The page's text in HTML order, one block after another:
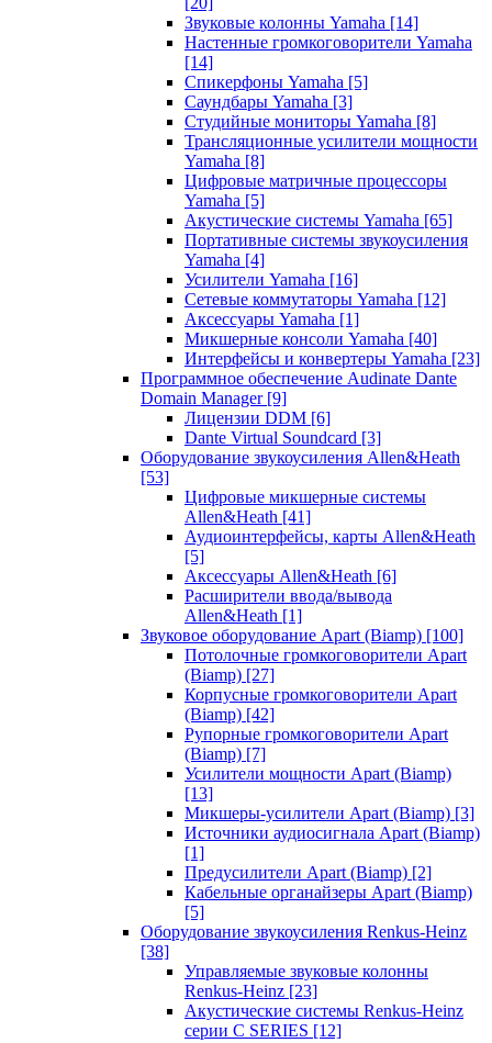
Звуковые колонны Yamaha [14]
Настенные громкоговорители Yamaha
[14]
Спикерфоны Yamaha [5]
Саундбары Yamaha [3]
Студийные мониторы Yamaha [8]
Трансляционные усилители мощности
Yamaha [8]
Цифровые матричные процессоры
Yamaha [5]
Акустические системы Yamaha [65]
Портативные системы звукоусиления
Yamaha [4]
Усилители Yamaha [16]
Сетевые коммутаторы Yamaha [12]
Аксессуары Yamaha [1]
Микшерные консоли Yamaha [40]
Интерфейсы и конвертеры Yamaha [23]
Программное обеспечение Audinate Dante
Domain Manager [9]
Лицензии DDM [6]
Dante Virtual Soundcard [3]
Оборудование звукоусиления Allen&Heath
[53]
Цифровые микшерные системы
Allen&Heath [41]
Аудиоинтерфейсы, карты Allen&Heath
[5]
Аксессуары Allen&Heath [6]
Расширители ввода/вывода
Allen&Heath [1]
Звуковое оборудование Apart (Biamp) [100]
Потолочные громкоговорители Apart
(Biamp) [27]
Корпусные громкоговорители Apart
(Biamp) [42]
Рупорные громкоговорители Apart
(Biamp) [7]
Усилители мощности Apart (Biamp)
[13]
Микшеры-усилители Apart (Biamp) [3]
Источники аудиосигнала Apart (Biamp)
[1]
Предусилители Apart (Biamp) [2]
Кабельные органайзеры Apart (Biamp)
[5]
Оборудование звукоусиления Renkus-Heinz
[38]
Управляемые звуковые колонны
Renkus-Heinz [23]
Акустические системы Renkus-Heinz
серии C SERIES [12]